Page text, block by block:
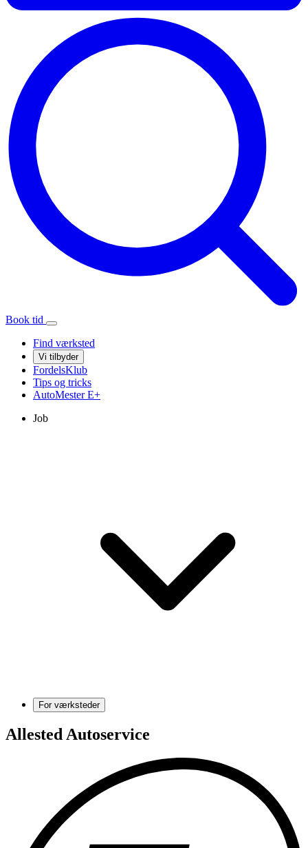
Book tid
Find værksted
Vi tilbyder
FordelsKlub
Tips og tricks
AutoMesterE+
Job
For værksteder
Allested Autoservice